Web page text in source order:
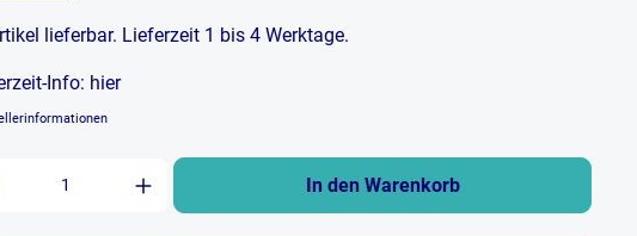
lieferbar. Lieferzeit 1 bis 4 Werktage.
Info: hier
Anzahl: Gib den gewünschten Wert ein
In den Warenkorb